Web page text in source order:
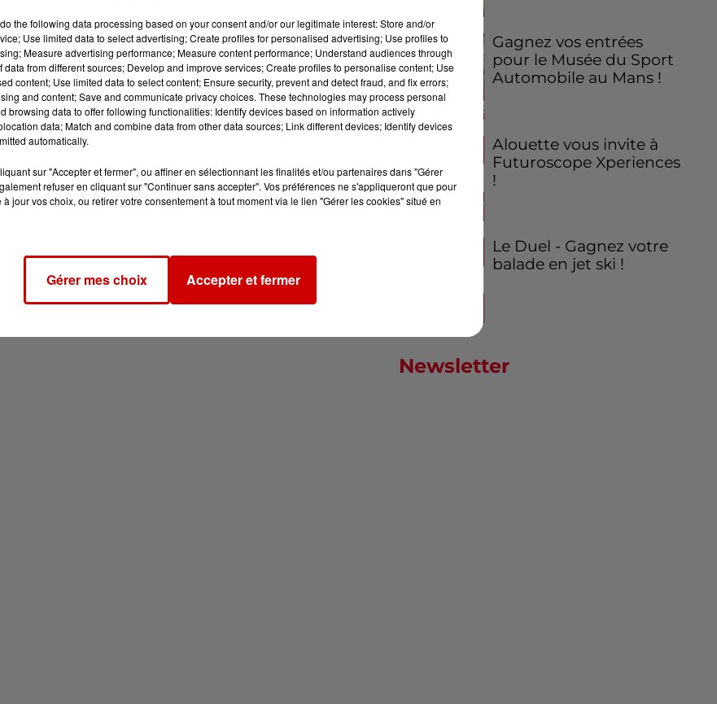
Gagnez vos entrées
pour le Musée du Sport
Automobile au Mans !
Alouette vous invite à
Futuroscope Xperiences
!
Le Duel - Gagnez votre
balade en jet ski !
Newsletter
do the following data processing based on your consent and/or our legitimate interest: Store and/or
Use limited data to select advertising; Create profiles for personalised advertising; Use profiles to
Measure advertising performance; Measure content performance; Understand audiences through
data from different sources; Develop and improve services; Create profiles to personalise content; Use
content; Use limited data to select content; Ensure security, prevent and detect fraud, and fix errors;
and content; Save and communicate privacy choices. These technologies may process personal
browsing data to offer following functionalities: Identify devices based on information actively
data; Match and combine data from other data sources; Link different devices; Identify devices
automatically.
sur "Accepter et fermer", ou affiner en sélectionnant les finalités et/ou partenaires dans "Gérer
refuser en cliquant sur "Continuer sans accepter". Vos préférences ne s'appliqueront que pour
à jour vos choix, ou retirer votre consentement à tout moment via le lien "Gérer les cookies" situé en
Gérer mes choix Accepter et fermer